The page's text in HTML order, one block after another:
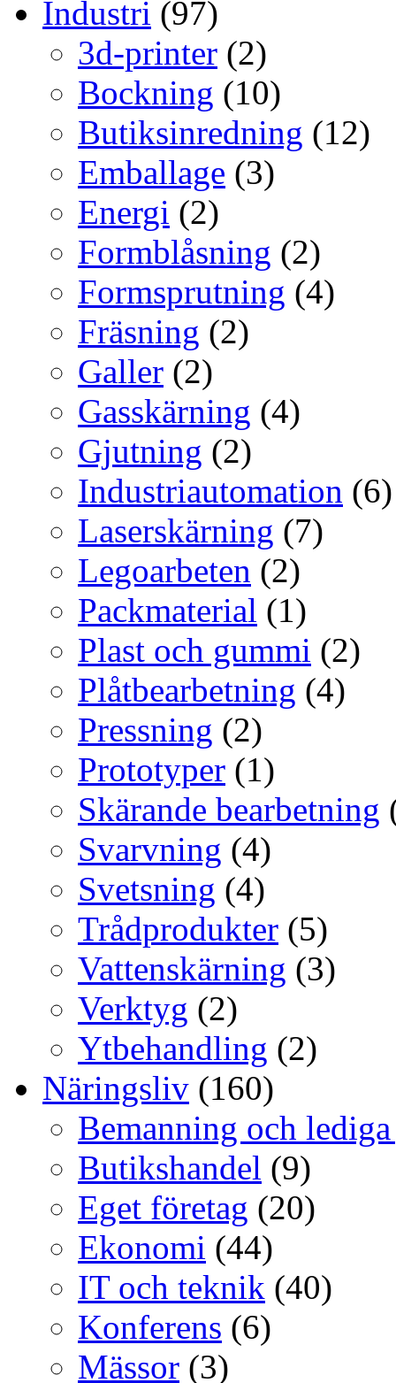
Industri (97)
3d-printer (2)
Bockning (10)
Butiksinredning (12)
Emballage (3)
Energi (2)
Formblåsning (2)
Formsprutning (4)
Fräsning (2)
Galler (2)
Gasskärning (4)
Gjutning (2)
Industriautomation (6)
Laserskärning (7)
Legoarbeten (2)
Packmaterial (1)
Plast och gummi (2)
Plåtbearbetning (4)
Pressning (2)
Prototyper (1)
Skärande bearbetning
Svarvning (4)
Svetsning (4)
Trådprodukter (5)
Vattenskärning (3)
Verktyg (2)
Ytbehandling (2)
Näringsliv (160)
Bemanning och
Butikshandel (9)
Eget företag (20)
Ekonomi (44)
IT och teknik (40)
Konferens (6)
Mässor (3)